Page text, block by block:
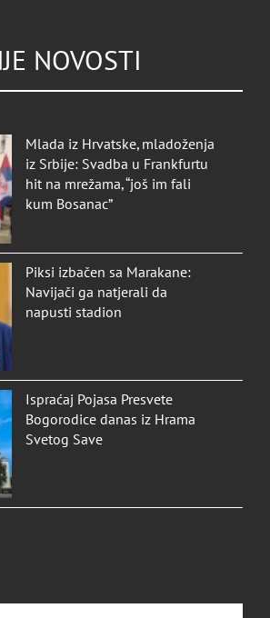
NOVOSTI
Mlada iz Hrvatske, mladoženja
iz Srbije: Svadba u Frankfurtu
hit na mrežama, “još im fali
kum Bosanac”
Piksi izbačen sa Marakane:
Navijači ga natjerali da
napusti stadion
Ispraćaj Pojasa Presvete
Bogorodice danas iz Hrama
Svetog Save